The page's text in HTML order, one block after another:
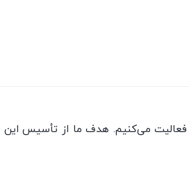
می‌کنیم. هدف ما از تأسیس این